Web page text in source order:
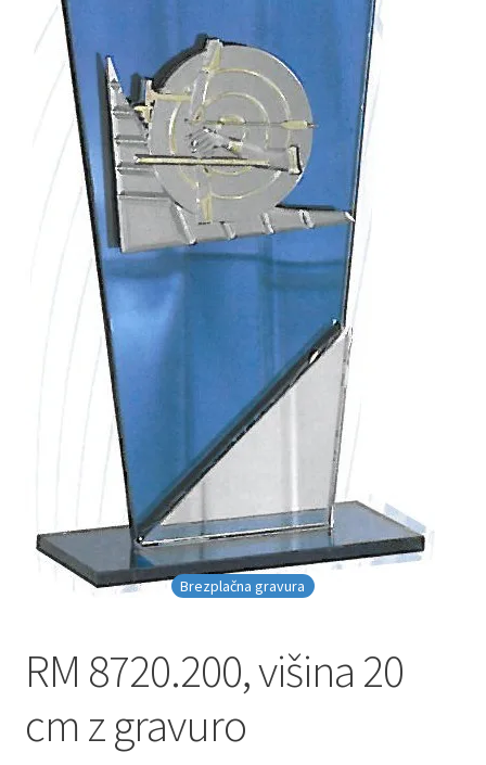
Brezplačna gravura
RM 8720.200, višina 20
cm z gravuro